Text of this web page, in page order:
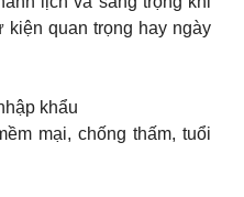
kiện quan trọng hay ngày
khẩu
mại, chống thấm, tuổi